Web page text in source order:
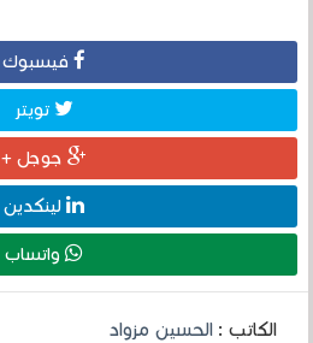
فيسبوك
تويتر
جوجل +
لينكدين
واتساب
الكاتب :الحسين مزواد